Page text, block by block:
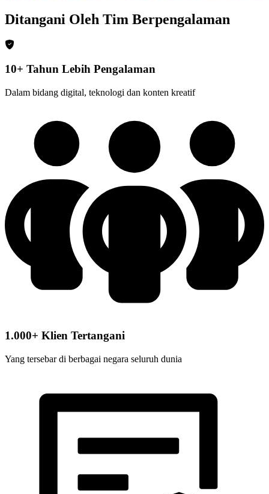
Ditangani Oleh Tim Berpengalaman
10+ Tahun Lebih Pengalaman
Dalam bidang digital, teknologi dan konten kreatif
1.000+ Klien Tertangani
Yang tersebar di berbagai negara seluruh dunia